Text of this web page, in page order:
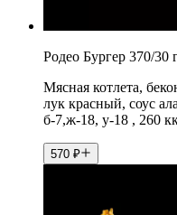
Родео Бургер 370/30
Мясная котлета,
лук красный, соус
б-7,ж-18, у-18 , 260
570 ₽